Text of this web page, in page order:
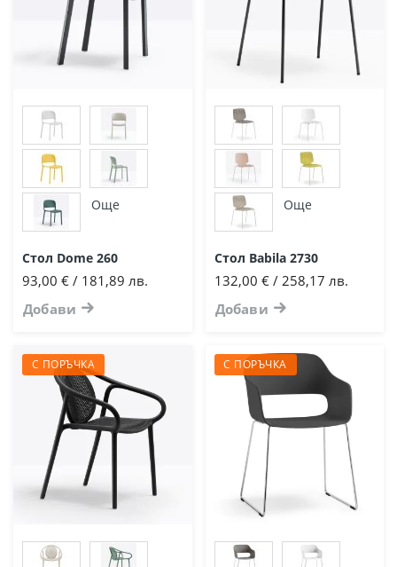
Още
Стол Dome 260
93,00 € / 181,89 лв.
Добави
Още
Стол Babila 2730
132,00 € / 258,17 лв.
Добави
С ПОРЪЧКА С ПОРЪЧКА